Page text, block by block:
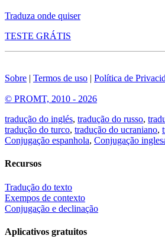
Traduza onde quiser
TESTE GRÁTIS
Sobre | Termos de uso | Política de
© PROMT, 2010 - 2026
tradução do inglés, tradução do russo,
tradução do turco, tradução do ucraniano,
Conjugação espanhola, Conjugação
Recursos
Tradução do texto
Exempos de contexto
Conjugação e declinação
Aplicativos gratuitos